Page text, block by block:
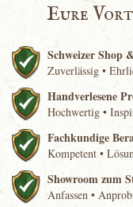
Eure
Schweizer Shop
Zuverlässig •
Handverlesene
Hochwertig •
Fachkundige
Kompetent •
Showroom zum
Anfassen •